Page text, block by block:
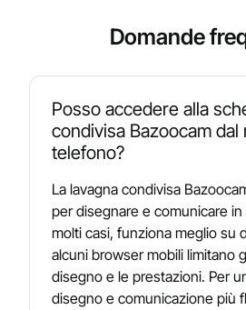
Domande
Posso accedere alla
condivisa Bazoocam dal
telefono?
La lavagna condivisa
per disegnare e comunicare
molti casi, funziona meglio su
alcuni browser mobili limitano
disegno e le prestazioni. Per
disegno e comunicazione più